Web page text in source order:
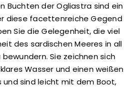
Buchten der Ogliastra sind ein
diese facettenreiche Gegend
Sie die Gelegenheit, die viel
des sardischen Meeres in all
Sie zeichnen sich
Wasser und einen weißen
und sind leicht mit dem Boot,